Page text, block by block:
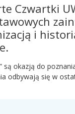
Czwartki
i
są okazją do
odbywają się w